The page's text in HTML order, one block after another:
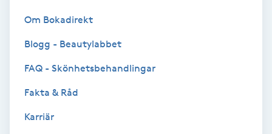
Coachning
Color correction
Om Bokadirekt
Blogg - Beautylabbet
FAQ - Skönhetsbehandlingar
Fakta & Råd
Karriär